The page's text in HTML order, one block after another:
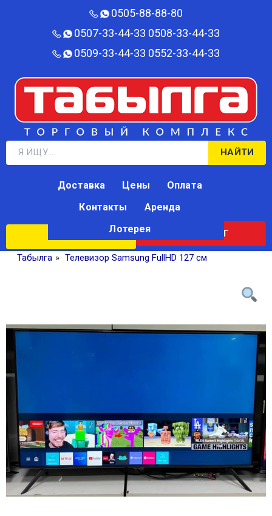
0505-88-88-80‬
0507-33-44-33 0508-33-44-33
0509-33-44-33 0552-33-44-33
НАЙТИ
КАТАЛОГ
Доставка Цены
Оплата
Контакты
Аренда
Лотерея
Табылга » Телевизор Samsung FullHD 127 см